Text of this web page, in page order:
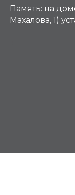
Память: на
Махалова, 1)